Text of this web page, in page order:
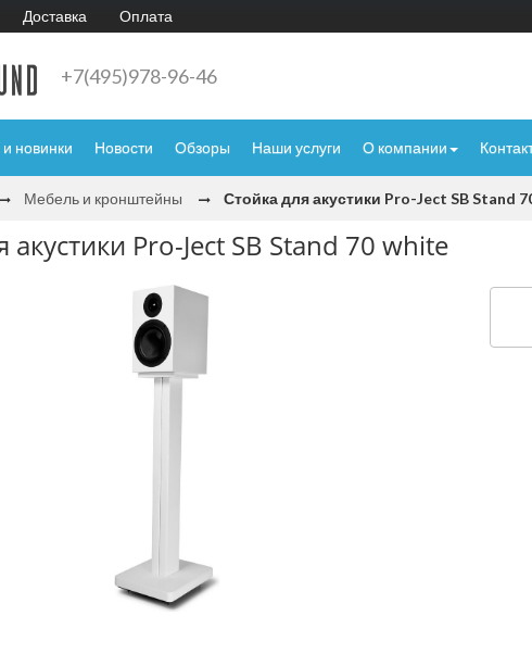
Доставка Оплата
+7(495)978-96-46
новинки Новости Обзоры Наши услуги О компании
Мебель и кронштейны Стойка для акустики Pro-Ject SB Stand
акустики Pro-Ject SB Stand 70 white